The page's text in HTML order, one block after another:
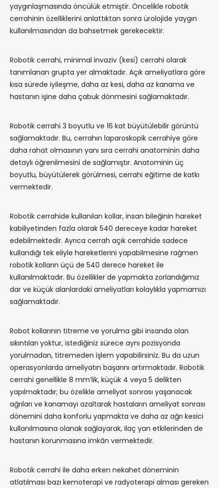
yaygınlaşmasında öncülük etmiştir. Öncelikle robotik
cerrahinin özelliklerini anlattıktan sonra ürolojide yaygın
kullanılmasından da bahsetmek gerekecektir.
Robotik cerrahi, minimal invaziv (kesi) cerrahi olarak
tanımlanan grupta yer almaktadır. Açık ameliyatlara göre
kısa sürede iyileşme, daha az kesi, daha az kanama ve
hastanın işine daha çabuk dönmesini sağlamaktadır.
Robotik cerrahi 3 boyutlu ve 16 kat büyütülebilir görüntü
sağlamaktadır. Bu, cerrahın laparoskopik cerrahiye göre
daha rahat olmasının yanı sıra cerrahi anatominin daha
detaylı öğrenilmesini de sağlamıştır. Anatominin üç
boyutlu, büyütülerek görülmesi, cerrahi eğitime de katkı
vermektedir.
Robotik cerrahide kullanılan kollar, insan bileğinin hareket
kabiliyetinden fazla olarak 540 dereceye kadar hareket
edebilmektedir. Ayrıca cerrah açık cerrahide sadece
kullandığı tek eliyle hareketlerini yapabilmesine rağmen
robotik kolların üçü de 540 derece hareket ile
kullanılmaktadır. Bu özellikler de yapmakta zorlandığımız
dar ve küçük alanlardaki ameliyatları kolaylıkla yapmamızı
sağlamaktadır.
Robot kollarının titreme ve yorulma gibi insanda olan
sıkıntıları yoktur, istediğiniz sürece aynı pozisyonda
yorulmadan, titremeden işlem yapabilirsiniz. Bu da uzun
operasyonlarda ameliyatın başarını artırmaktadır. Robotik
cerrahi genellikle 8 mm’lik, küçük 4 veya 5 delikten
yapılmaktadır; bu özelikle ameliyat sonrası yaşanacak
ağrıları ve kanamayı azaltarak hastaların ameliyat sonrası
dönemini daha konforlu yapmakta ve daha az ağrı kesici
kullanılmasına olanak sağlayarak, ilaç yan etkilerinden de
hastanın korunmasına imkân vermektedir.
Robotik cerrahi ile daha erken nekahet döneminin
atlatılması bazı kemoterapi ve radyoterapi alması gereken